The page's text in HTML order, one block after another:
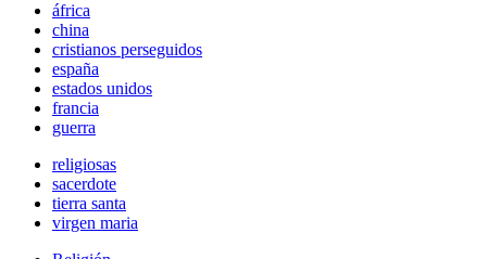
áfrica
china
cristianos perseguidos
españa
estados unidos
francia
guerra
religiosas
sacerdote
tierra santa
virgen maria